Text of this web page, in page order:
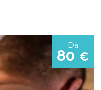
Da
80 €